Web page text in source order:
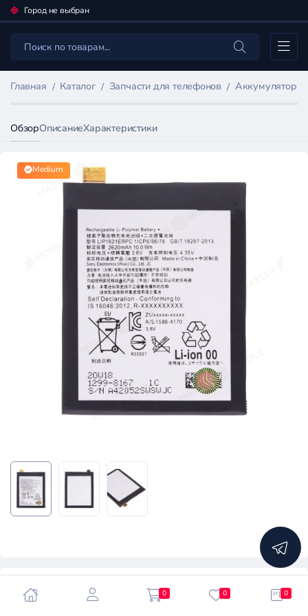
Город не выбран
Каталог
Главная Каталог Запчасти для телефонов Аккумуляторы
ОбзорОписаниеХарактеристики
Medium
4.87
0 0 0